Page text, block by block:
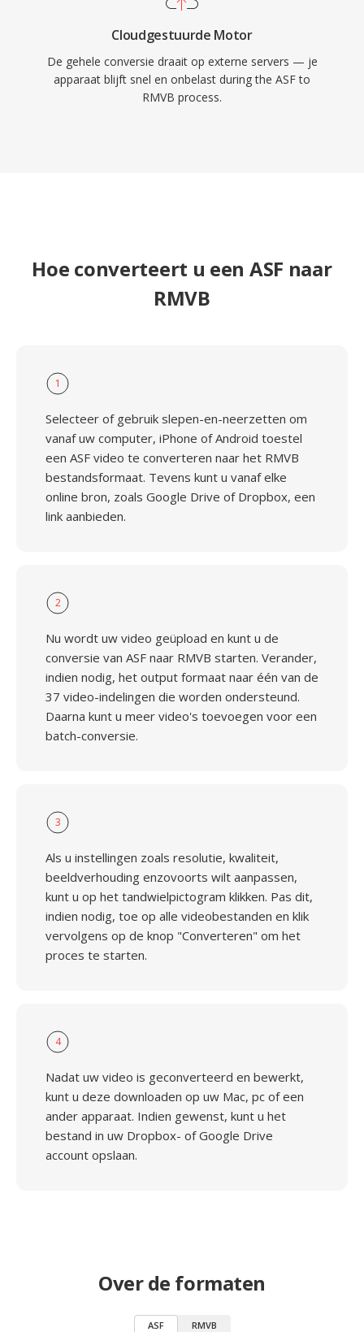
Cloudgestuurde Motor
De gehele conversie draait op externe servers — je
apparaat blijft snel en onbelast during the ASF to
RMVB process.
Hoe converteert u een ASF naar
RMVB
1
Selecteer of gebruik slepen-en-neerzetten om
vanaf uw computer, iPhone of Android toestel
een ASF video te converteren naar het RMVB
bestandsformaat. Tevens kunt u vanaf elke
online bron, zoals Google Drive of Dropbox, een
link aanbieden.
2
Nu wordt uw video geüpload en kunt u de
conversie van ASF naar RMVB starten. Verander,
indien nodig, het output formaat naar één van de
37 video-indelingen die worden ondersteund.
Daarna kunt u meer video's toevoegen voor een
batch-conversie.
3
Als u instellingen zoals resolutie, kwaliteit,
beeldverhouding enzovoorts wilt aanpassen,
kunt u op het tandwielpictogram klikken. Pas dit,
indien nodig, toe op alle videobestanden en klik
vervolgens op de knop "Converteren" om het
proces te starten.
4
Nadat uw video is geconverteerd en bewerkt,
kunt u deze downloaden op uw Mac, pc of een
ander apparaat. Indien gewenst, kunt u het
bestand in uw Dropbox- of Google Drive
account opslaan.
Over de formaten
ASF RMVB